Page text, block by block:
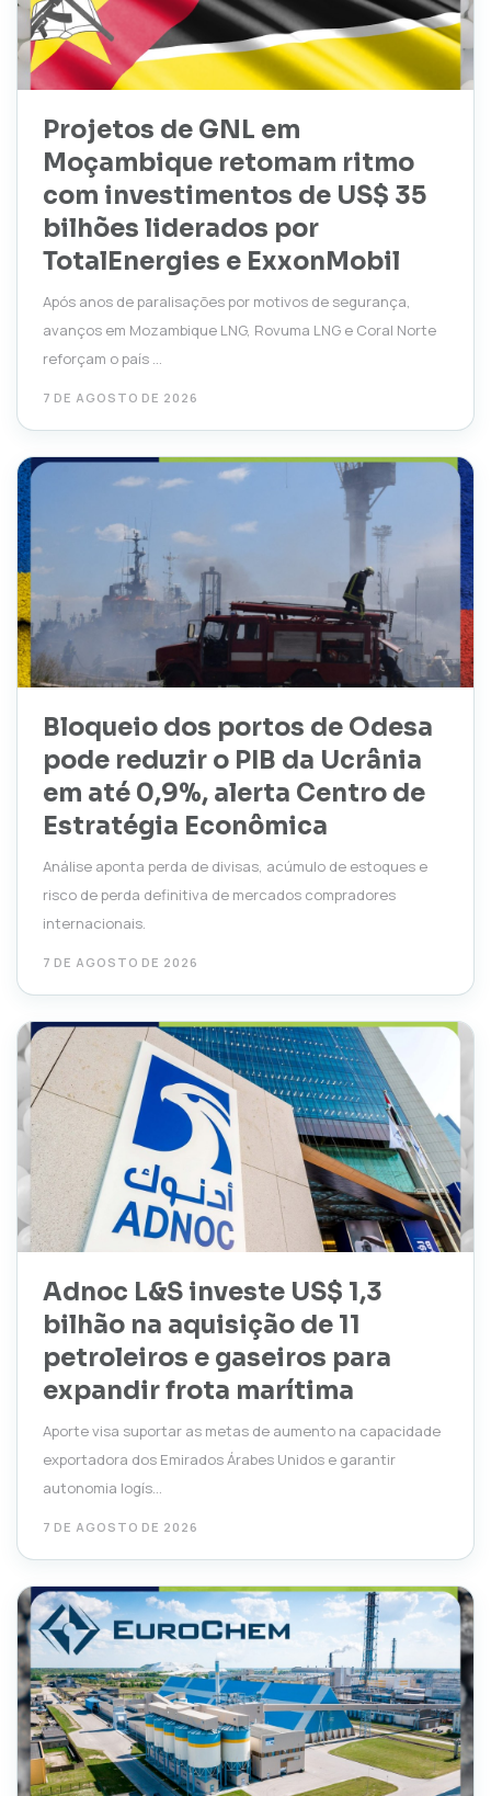
Projetos de GNL em
Moçambique retomam ritmo
com investimentos de US$ 35
bilhões liderados por
TotalEnergies e ExxonMobil
Após anos de paralisações por motivos de segurança,
avanços em Mozambique LNG, Rovuma LNG e Coral Norte
reforçam o país ...
7 DE AGOSTO DE 2026
Bloqueio dos portos de Odesa
pode reduzir o PIB da Ucrânia
em até 0,9%, alerta Centro de
Estratégia Econômica
Análise aponta perda de divisas, acúmulo de estoques e
risco de perda definitiva de mercados compradores
internacionais.
7 DE AGOSTO DE 2026
Adnoc L&S investe US$ 1,3
bilhão na aquisição de 11
petroleiros e gaseiros para
expandir frota marítima
Aporte visa suportar as metas de aumento na capacidade
exportadora dos Emirados Árabes Unidos e garantir
autonomia logís...
7 DE AGOSTO DE 2026